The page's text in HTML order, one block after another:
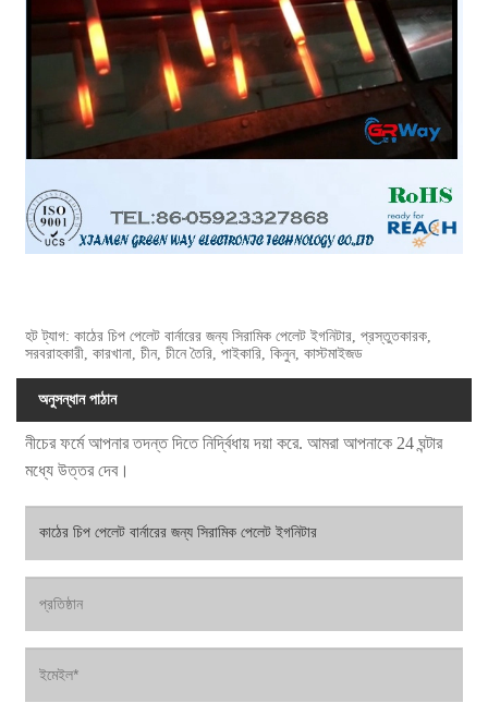
হট ট্যাগ: কাঠের চিপ পেলেট বার্নারের জন্য সিরামিক পেলেট ইগনিটার, প্রস্তুতকারক,
সরবরাহকারী, কারখানা, চীন, চীনে তৈরি, পাইকারি, কিনুন, কাস্টমাইজড
অনুসন্ধান পাঠান
নীচের ফর্মে আপনার তদন্ত দিতে নির্দ্বিধায় দয়া করে. আমরা আপনাকে 24 ঘন্টার
মধ্যে উত্তর দেব।